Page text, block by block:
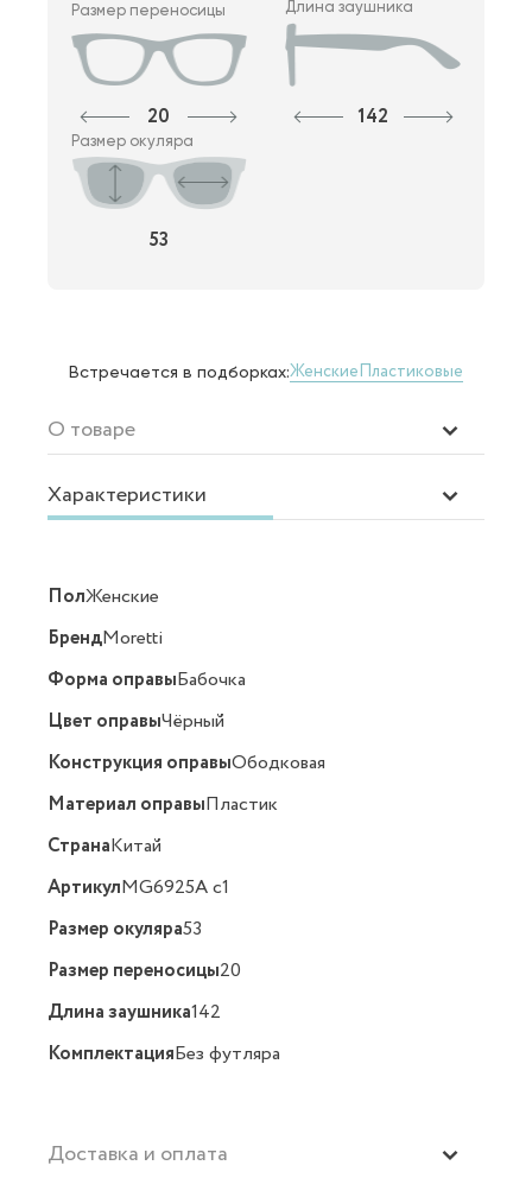
Размер переносицы
20
Длина заушника
142
Размер окуляра
53
Встречается в подборках:ЖенскиеПластиковые
О товаре
Характеристики
ПолЖенские
БрендMoretti
Форма оправыБабочка
Цвет оправыЧёрный
Конструкция оправыОбодковая
Материал оправыПластик
СтранаКитай
АртикулMG6925A c1
Размер окуляра53
Размер переносицы20
Длина заушника142
КомплектацияБез футляра
Доставка и оплата